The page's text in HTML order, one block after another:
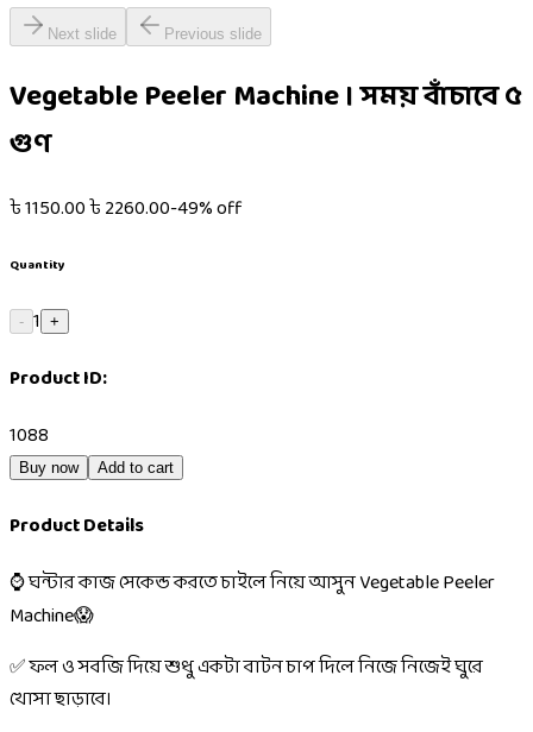
Next slide Previous slide
Vegetable Peeler Machine । সময় বাঁচাবে ৫
গুণ
৳1150.00৳2260.00-49% off
Quantity
- 1 +
Product ID:
1088
Buy now Add to cart
Product Details
⌚ ঘন্টার কাজ সেকেন্ড করতে চাইলে নিয়ে আসুন Vegetable Peeler
Machine😱
✅ ফল ও সবজি দিয়ে শুধু একটা বাটন চাপ দিলে নিজে নিজেই ঘুরে
খোসা ছাড়াবে।